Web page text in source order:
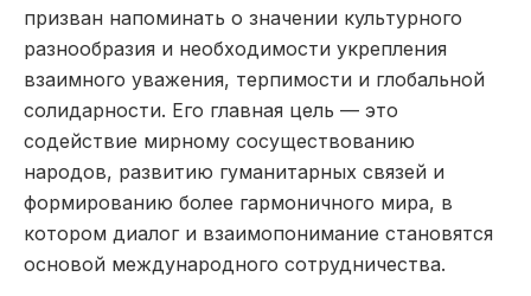
призван напоминать о значении культурного
разнообразия и необходимости укрепления
взаимного уважения, терпимости и глобальной
солидарности. Его главная цель — это
содействие мирному сосуществованию
народов, развитию гуманитарных связей и
формированию более гармоничного мира, в
котором диалог и взаимопонимание становятся
основой международного сотрудничества.